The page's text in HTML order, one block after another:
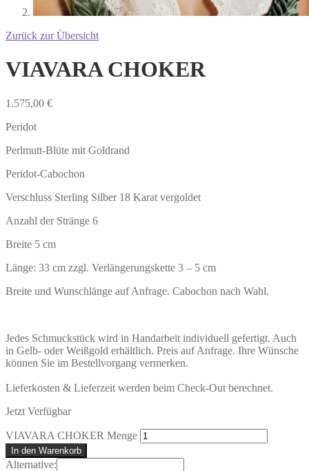
Zurück zur Übersicht
VIAVARA CHOKER
1.575,00 €
Peridot
Perlmutt-Blüte mit Goldrand
Peridot-Cabochon
Verschluss Sterling Silber 18 Karat vergoldet
Anzahl der Stränge 6
Breite 5 cm
Länge: 33 cm zzgl. Verlängerungskette 3 – 5 cm
Breite und Wunschlänge auf Anfrage. Cabochon nach Wahl.
Jedes Schmuckstück wird in Handarbeit individuell gefertigt. Auch
in Gelb- oder Weißgold erhältlich. Preis auf Anfrage. Ihre Wünsche
können Sie im Bestellvorgang vermerken.
Lieferkosten & Lieferzeit werden beim Check-Out berechnet.
Jetzt Verfügbar
VIAVARA CHOKER Menge
In den Warenkorb
Alternative: